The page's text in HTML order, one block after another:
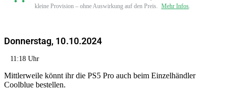
kleine Provision – ohne Auswirkung auf den Preis.
Mehr Infos
Donnerstag, 10.10.2024
11:18 Uhr
Mittlerweile könnt ihr die PS5 Pro auch beim Einzelhändler
Coolblue bestellen.